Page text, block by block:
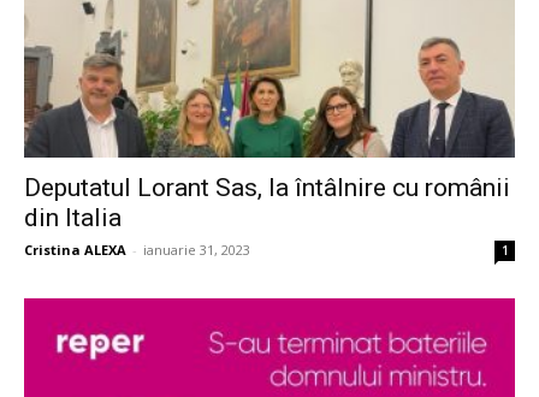
Deputatul Lorant Sas, la întâlnire cu românii
din Italia
Cristina ALEXA - ianuarie 31, 2023 1